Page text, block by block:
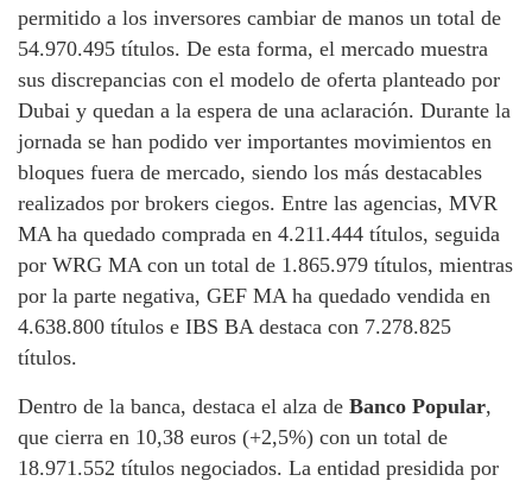
permitido a los inversores cambiar de manos un total de
54.970.495 títulos. De esta forma, el mercado muestra
sus discrepancias con el modelo de oferta planteado por
Dubai y quedan a la espera de una aclaración. Durante la
jornada se han podido ver importantes movimientos en
bloques fuera de mercado, siendo los más destacables
realizados por brokers ciegos. Entre las agencias, MVR
MA ha quedado comprada en 4.211.444 títulos, seguida
por WRG MA con un total de 1.865.979 títulos, mientras
por la parte negativa, GEF MA ha quedado vendida en
4.638.800 títulos e IBS BA destaca con 7.278.825
títulos.
Dentro de la banca, destaca el alza de Banco Popular,
que cierra en 10,38 euros (+2,5%) con un total de
18.971.552 títulos negociados. La entidad presidida por